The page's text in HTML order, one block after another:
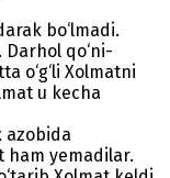
bo‘lmadi.
qo‘ni-
o‘g‘li Xolmatni
u kecha
azobida
ham yemadilar.